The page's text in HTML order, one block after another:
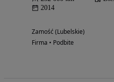
2014
Zamość (Lubelskie)
Firma • Podbite